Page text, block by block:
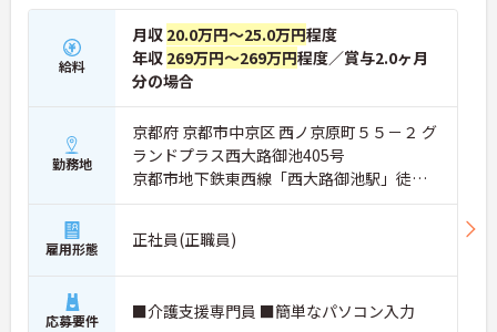
給料
月収 20.0万円～25.0万円程度
年収 269万円～269万円程度／賞与2.0ヶ月
分の場合
勤務地
京都府 京都市中京区 西ノ京原町５５－２ グ
ランドプラス西大路御池405号
京都市地下鉄東西線「西大路御池駅」徒歩3
分
雇用形態 正社員(正職員)
応募要件 ■介護支援専門員 ■簡単なパソコン入力